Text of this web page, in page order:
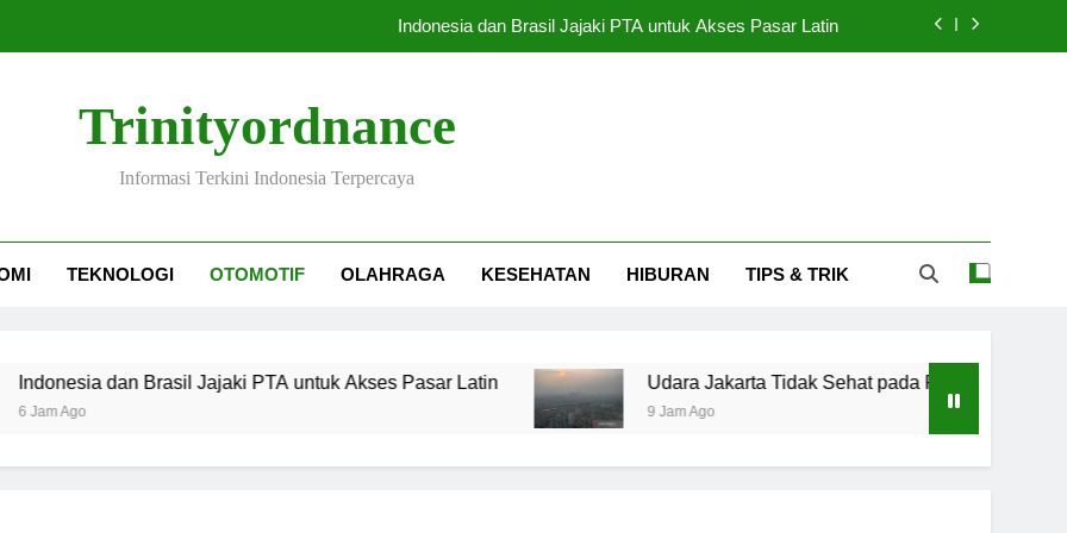
Indonesia dan Brasil Jajaki PTA untuk Akses Pasar Latin
Buwas: Sertifikat Pramuka Garuda Tak Otomatis Jadi Polisi
Delapan Lifter Angkat Besi Siap Berlaga di Asian Games 2026
Trinityordnance
Informasi Terkini Indonesia Terpercaya
TEKNOLOGI OTOMOTIF OLAHRAGA KESEHATAN HIBURAN TIPS & TRIK
Brasil Jajaki PTA untuk Akses Pasar Latin Udara Jakarta Tidak Sehat pada Pagi Hari Minggu
9 Jam Ago